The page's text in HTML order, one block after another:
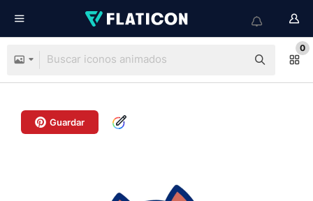
0
Guardar